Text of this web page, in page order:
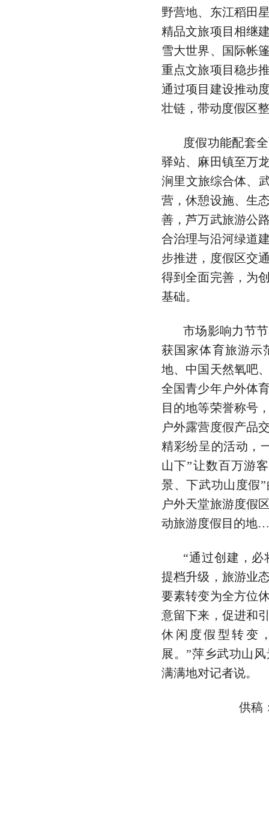
野营地、东江稻田
精品文旅项目相继
雪大世界、国际帐
重点文旅项目稳步
通过项目建设推动
壮链，带动度假区
度假功能配套
驿站、麻田镇至万
涧里文旅综合体、
营，休憩设施、生
善，芦万武旅游公
合治理与沿河绿道
步推进，度假区交
得到全面完善，为
基础。
市场影响力节
获国家体育旅游示
地、中国天然氧吧
全国青少年户外体
目的地等荣誉称号
户外露营度假产品
精彩纷呈的活动，
山下”让数百万游
景、下武功山度假
户外天堂旅游度假
动旅游度假目的
“通过创建，
提档升级，旅游业
要素转变为全方位
意留下来，促进和
休闲度假型转变
展。”萍乡武功山
满满地对记者说。
供稿